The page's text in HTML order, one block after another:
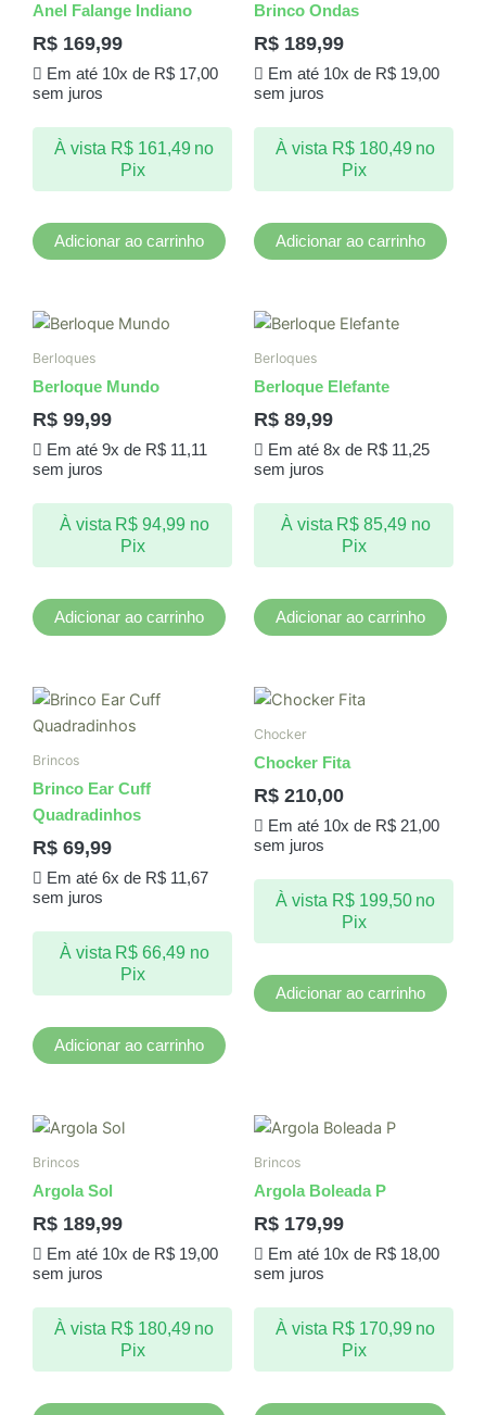
Anel Falange Indiano
R$ 169,99
Em até 10x de R$17,00
sem juros
À vista R$161,49 no
Pix
Adicionar ao carrinho
Brinco Ondas
R$ 189,99
Em até 10x de R$19,00
sem juros
À vista R$180,49 no
Pix
Adicionar ao carrinho
Berloques
Berloque Mundo
R$ 99,99
Em até 9x de R$11,11
sem juros
À vista R$ 94,99 no
Pix
Adicionar ao carrinho
Berloques
Berloque Elefante
R$ 89,99
Em até 8x de R$11,25
sem juros
À vista R$ 85,49 no
Pix
Adicionar ao carrinho
Brincos
Brinco Ear Cuff
Quadradinhos
R$ 69,99
Em até 6x de R$11,67
sem juros
À vista R$ 66,49 no
Pix
Adicionar ao carrinho
Chocker
Chocker Fita
R$ 210,00
Em até 10x de R$21,00
sem juros
À vista R$199,50 no
Pix
Adicionar ao carrinho
Brincos
Argola Sol
R$ 189,99
Em até 10x de R$19,00
sem juros
À vista R$180,49 no
Pix
Brincos
Argola Boleada P
R$ 179,99
Em até 10x de R$18,00
sem juros
À vista R$170,99 no
Pix